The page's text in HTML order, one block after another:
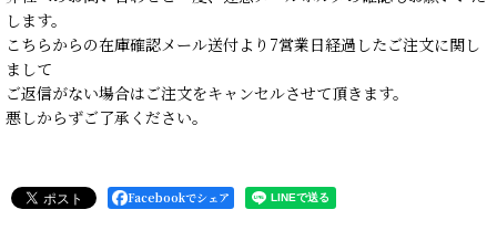
します。
こちらからの在庫確認メール送付より7営業日経過したご注文に関し
まして
ご返信がない場合はご注文をキャンセルさせて頂きます。
悪しからずご了承ください。
Facebookでシェア